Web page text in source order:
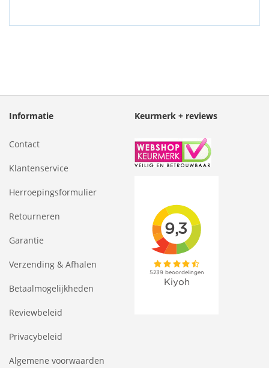
Informatie
Contact
Klantenservice
Herroepingsformulier
Retourneren
Garantie
Verzending & Afhalen
Betaalmogelijkheden
Reviewbeleid
Privacybeleid
Algemene voorwaarden
Keurmerk + reviews